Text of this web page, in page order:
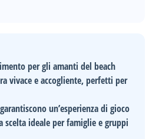
per gli amanti del beach
vivace e accogliente, perfetti per
un’esperienza di gioco
ideale per famiglie e gruppi